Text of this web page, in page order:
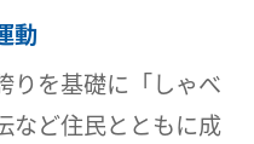
動
りを基礎に「しゃべ
など住民とともに成